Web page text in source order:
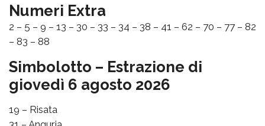
Numeri Extra
2 – 5 – 9 – 13 – 30 – 33 – 34 – 38 – 41 – 62 – 70 – 77 – 82
– 83 – 88
Simbolotto – Estrazione di
giovedì 6 agosto 2026
19 – Risata